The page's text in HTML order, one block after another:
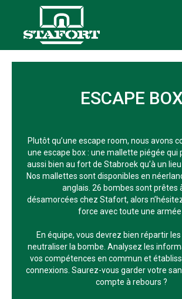
ESCAPE
Plutôt qu’une escape room, nous avons
une escape box : une mallette piégée qui
aussi bien au fort de Stabroek qu’à un
Nos mallettes sont disponibles en
anglais. 26 bombes sont prêtes
désamorcées chez Stafort, alors
force avec toute une armée
En équipe, vous devrez bien répartir
neutraliser la bombe. Analysez les
vos compétences en commun et
connexions. Saurez-vous garder votre
compte à rebours ?